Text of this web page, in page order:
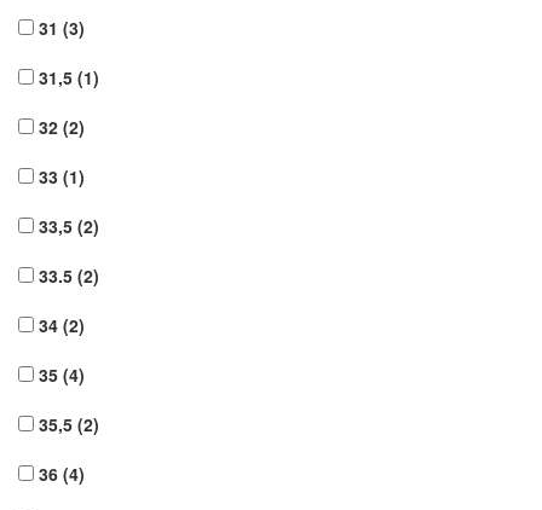
31 (3)
31,5 (1)
32 (2)
33 (1)
33,5 (2)
33.5 (2)
34 (2)
35 (4)
35,5 (2)
36 (4)